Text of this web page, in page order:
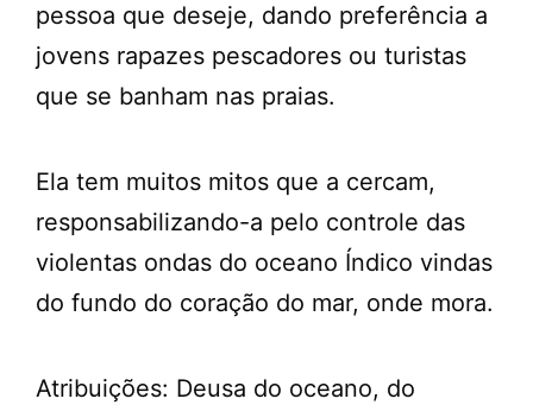
pessoa que deseje, dando preferência a
jovens rapazes pescadores ou turistas
que se banham nas praias.
Ela tem muitos mitos que a cercam,
responsabilizando-a pelo controle das
violentas ondas do oceano Índico vindas
do fundo do coração do mar, onde mora.
Atribuições: Deusa do oceano, do